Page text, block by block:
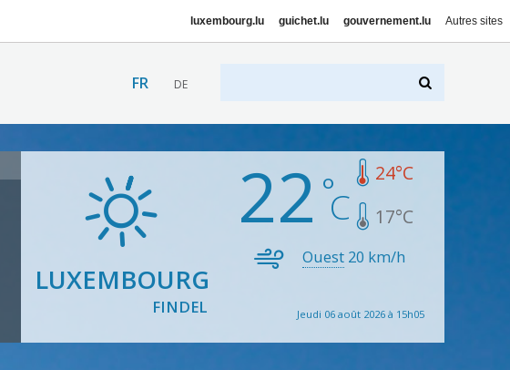
luxembourg.lu guichet.lu gouvernement.lu Autres sites
FR DE
LUXEMBOURG
FINDEL
22 24°C
17°C
Ouest 20 km/h
Jeudi 06 août 2026 à 15h05